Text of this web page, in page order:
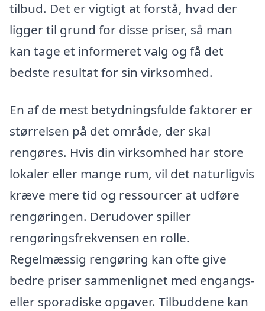
tilbud. Det er vigtigt at forstå, hvad der
ligger til grund for disse priser, så man
kan tage et informeret valg og få det
bedste resultat for sin virksomhed.
En af de mest betydningsfulde faktorer er
størrelsen på det område, der skal
rengøres. Hvis din virksomhed har store
lokaler eller mange rum, vil det naturligvis
kræve mere tid og ressourcer at udføre
rengøringen. Derudover spiller
rengøringsfrekvensen en rolle.
Regelmæssig rengøring kan ofte give
bedre priser sammenlignet med engangs-
eller sporadiske opgaver. Tilbuddene kan